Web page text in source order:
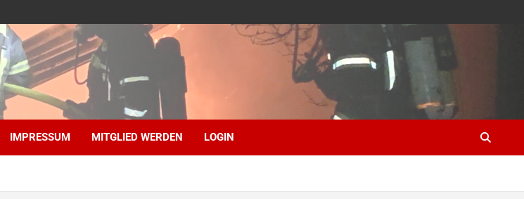
IMPRESSUM MITGLIED WERDEN LOGIN